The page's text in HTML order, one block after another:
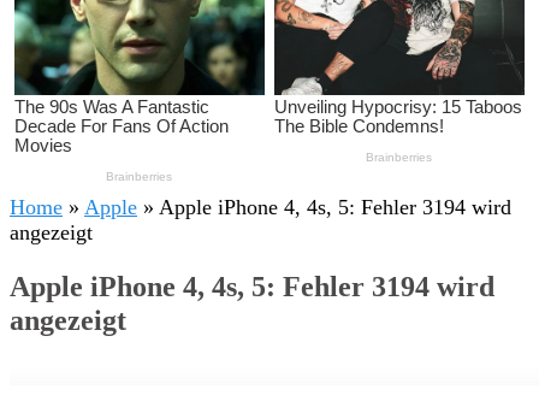
Home » Apple » Apple iPhone 4, 4s, 5: Fehler 3194 wird
angezeigt
Apple iPhone 4, 4s, 5: Fehler 3194 wird
angezeigt